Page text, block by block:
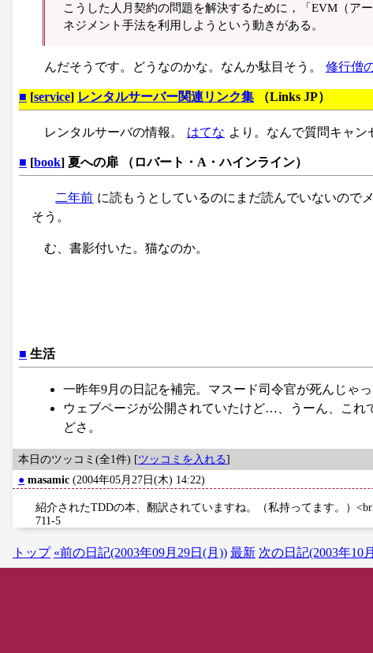
こうした人月契約の問題を解決するために，「EVM（ア
ネジメント手法を利用しようという動きがある。
んだそうです。どうなのかな。なんか駄目そう。 修行僧
■ [service] レンタルサーバー関連リンク集 （Links JP）
レンタルサーバの情報。 はてな より。なんで質問キャン
■ [book] 夏への扉 （ロバート・A・ハインライン）
二年前 に読もうとしているのにまだ読んでいないので
そう。
む、書影付いた。猫なのか。
■ 生活
一昨年9月の日記を補完。マスード司令官が死んじゃっ
ウェブページが公開されていたけど…、うーん、これ
どさ。
本日のツッコミ(全1件) [ツッコミを入れる]
● masamic (2004年05月27日(木) 14:22)
紹介されたTDDの本、翻訳されていますね。（私持ってます。）
711-5
トップ «前の日記(2003年09月29日(月)) 最新 次の日記(2003年10